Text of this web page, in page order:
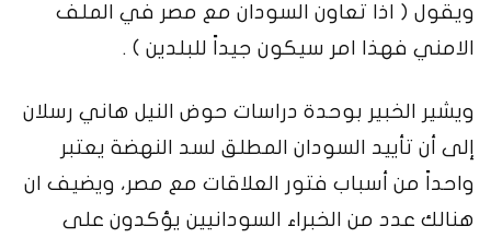
ويقول ( اذا تعاون السودان مع مصر في الملف
الامني فهذا امر سيكون جيداً للبلدين ) .
ويشير الخبير بوحدة دراسات حوض النيل هاني رسلان
إلى أن تأييد السودان المطلق لسد النهضة يعتبر
واحداً من أسباب فتور العلاقات مع مصر، ويضيف ان
هنالك عدد من الخبراء السودانيين يؤكدون على